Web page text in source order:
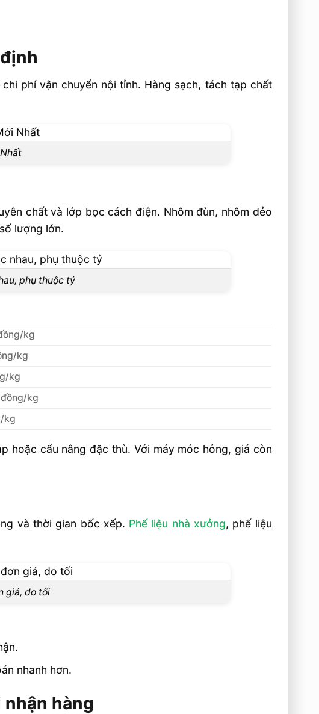
phí vận chuyển nội tỉnh. Hàng sạch, tách tạp chất
chất và lớp bọc cách điện. Nhôm đùn, nhôm dẻo
lượng lớn.
phụ thuộc tỷ
kg
kg
kg
kg
kg
hoặc cẩu nâng đặc thù. Với máy móc hỏng, giá còn
và thời gian bốc xếp. Phế liệu nhà xưởng, phế liệu
giá, do tối
nhanh hơn.
hàng